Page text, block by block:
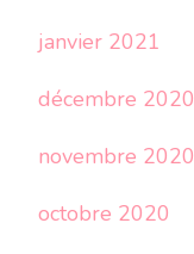
janvier 2021
décembre 2020
novembre 2020
octobre 2020